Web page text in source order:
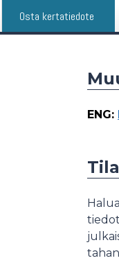
Osta kertatiedote
ENG: